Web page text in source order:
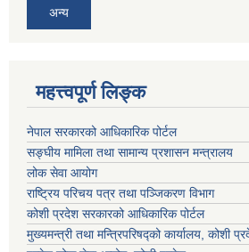
अन्य
महत्त्वपूर्ण लिङ्क
नेपाल सरकारको आधिकारिक पोर्टल
सङ्‍घीय मामिला तथा सामान्य प्रशासन मन्त्रालय
लोक सेवा आयोग
राष्ट्रिय परिचय पत्र तथा पञ्जिकरण विभाग
कोशी प्रदेश सरकारको आधिकारिक पोर्टल
मुख्यमन्त्री तथा मन्त्रिपरिषद्को कार्यालय, कोशी